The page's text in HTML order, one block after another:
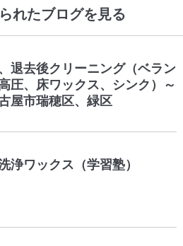
れたブログを見る
退去後クリーニング（ベラン
圧、床ワックス、シンク）～
屋市瑞穂区、緑区
浄ワックス（学習塾）